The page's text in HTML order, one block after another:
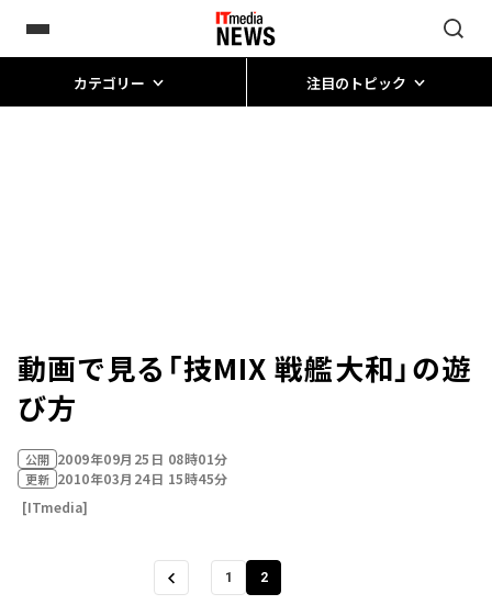
カテゴリー 注目のトピック
動画で見る「技MIX 戦艦大和」の遊
び方
公開 2009年09月25日 08時01分
更新 2010年03月24日 15時45分
[ITmedia]
1 2